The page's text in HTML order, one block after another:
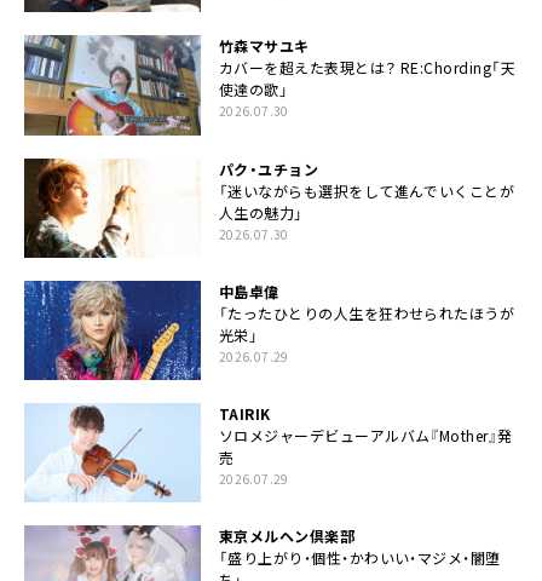
竹森マサユキ
カバーを超えた表現とは？ RE:Chording「天
使達の歌」
2026.07.30
パク・ユチョン
「迷いながらも選択をして進んでいくことが
人生の魅力」
2026.07.30
中島卓偉
「たったひとりの人生を狂わせられたほうが
光栄」
2026.07.29
TAIRIK
ソロメジャーデビューアルバム『Mother』発
売
2026.07.29
東京メルヘン倶楽部
「盛り上がり・個性・かわいい・マジメ・闇堕